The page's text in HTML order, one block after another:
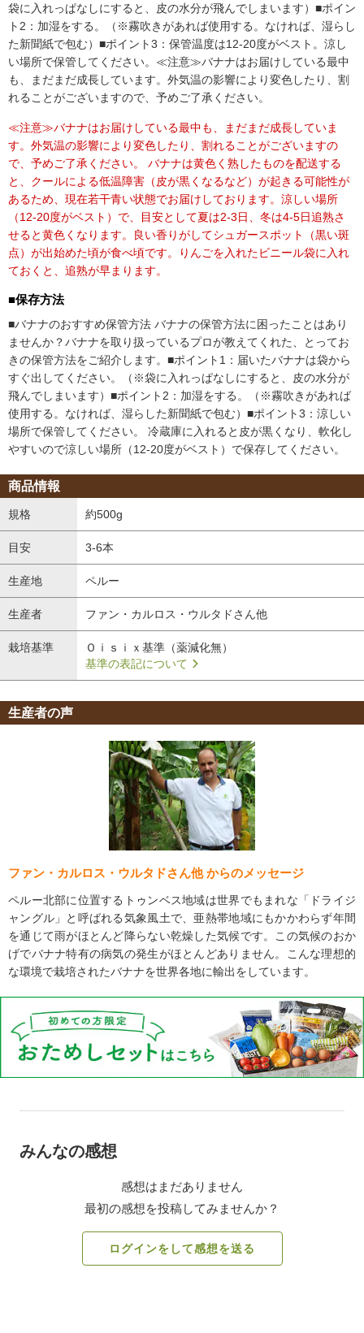
袋に入れっぱなしにすると、皮の水分が飛んでしまいます） ■ポイン
ト2：加湿をする。（※霧吹きがあれば使用する。なければ、湿らし
た新聞紙で包む） ■ポイント3：保管温度は12-20度がベスト。涼し
い場所で保管してください。 ≪注意≫バナナはお届けしている最中
も、まだまだ成長しています。外気温の影響により変色したり、割
れることがございますので、予めご了承ください。
≪注意≫バナナはお届けしている最中も、まだまだ成長していま
す。外気温の影響により変色したり、割れることがございますの
で、予めご了承ください。
バナナは黄色く熟したものを配送する
と、クールによる低温障害（皮が黒くなるなど）が起きる可能性が
あるため、現在若干青い状態でお届けしております。涼しい場所
（12-20度がベスト）で、目安として夏は2-3日、冬は4-5日追熟さ
せると黄色くなります。良い香りがしてシュガースポット（黒い斑
点）が出始めた頃が食べ頃です。りんごを入れたビニール袋に入れ
ておくと、追熟が早まります。
■保存方法
■バナナのおすすめ保管方法 バナナの保管方法に困ったことはあり
ませんか？バナナを取り扱っているプロが教えてくれた、とってお
きの保管方法をご紹介します。 ■ポイント1：届いたバナナは袋から
すぐ出してください。（※袋に入れっぱなしにすると、皮の水分が
飛んでしまいます） ■ポイント2：加湿をする。（※霧吹きがあれば
使用する。なければ、湿らした新聞紙で包む） ■ポイント3：涼しい
場所で保管してください。
冷蔵庫に入れると皮が黒くなり、軟化し
すいので涼しい場所（12-20度がベスト）で保存してください。
生産者の声